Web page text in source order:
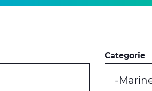
Categorie
-